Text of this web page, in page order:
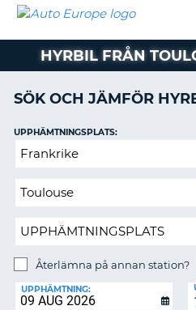
HYRBIL
HYRA
PARTNER
AUTO
EUROPE
HYRBIL
HYRA
HUSBIL
MIN
MEDLEMSINFORMATION
BOKNING
SVERIGE
HYRBIL FRÅN
SÖK OCH JÄMFÖR
Återlämna
annan
UPPHÄMTNINGSPLATS:
Återlämna på annan station?
UPPHÄMTNING: